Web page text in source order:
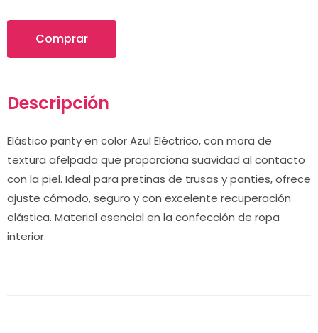
Comprar
Descripción
Elástico panty en color Azul Eléctrico, con mora de
textura afelpada que proporciona suavidad al contacto
con la piel. Ideal para pretinas de trusas y panties, ofrece
ajuste cómodo, seguro y con excelente recuperación
elástica. Material esencial en la confección de ropa
interior.